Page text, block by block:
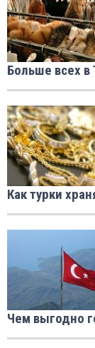
Больше всех в
Как турки
Чем выгодно